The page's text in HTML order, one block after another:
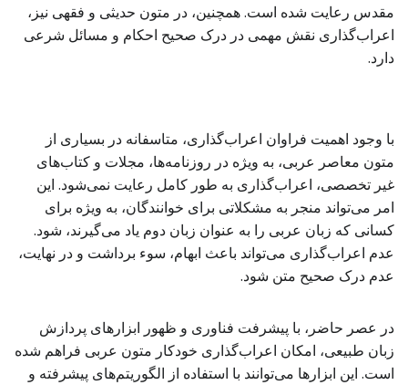
مقدس رعایت شده است. همچنین، در متون حدیثی و فقهی نیز،
اعراب‌گذاری نقش مهمی در درک صحیح احکام و مسائل شرعی
دارد.
با وجود اهمیت فراوان اعراب‌گذاری، متاسفانه در بسیاری از
متون معاصر عربی، به ویژه در روزنامه‌ها، مجلات و کتاب‌های
غیر تخصصی، اعراب‌گذاری به طور کامل رعایت نمی‌شود. این
امر می‌تواند منجر به مشکلاتی برای خوانندگان، به ویژه برای
کسانی که زبان عربی را به عنوان زبان دوم یاد می‌گیرند، شود.
عدم اعراب‌گذاری می‌تواند باعث ابهام، سوء برداشت و در نهایت،
عدم درک صحیح متن شود.
در عصر حاضر، با پیشرفت فناوری و ظهور ابزارهای پردازش
زبان طبیعی، امکان اعراب‌گذاری خودکار متون عربی فراهم شده
است. این ابزارها می‌توانند با استفاده از الگوریتم‌های پیشرفته و